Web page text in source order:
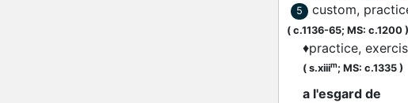
5 custom,
( c.1136-65; MS: c.1200 )
♦practice,
( s.xiiim; MS: c.1335 )
a l'esgard de